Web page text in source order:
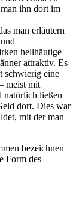
ihn dort im
man erläutern
hellhäutige
attraktiv. Es
schwierig eine
meist mit
natürlich ließen
dort. Dies war
mit der man
bezeichnen
Form des